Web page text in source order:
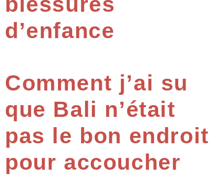
d’enfance
Comment j’ai su
que Bali n’était
pas le bon endroit
pour accoucher